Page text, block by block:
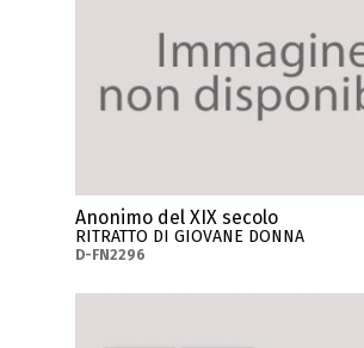
Anonimo del XIX secolo
RITRATTO DI GIOVANE DONNA
D-FN2296